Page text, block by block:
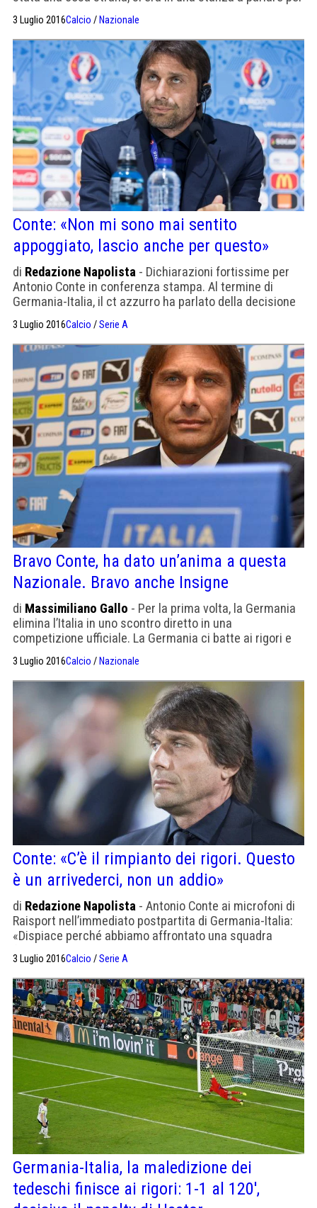
piangono. Buffon, Bonucci, Barzagli. La voce rotta, gli
occhi rossi, il flusso di parole che si interrompe.
Qualcuno ha detto che […]
3 Luglio 2016Calcio / Nazionale
Conte: «Non mi sono mai sentito
appoggiato, lascio anche per questo»
di Redazione Napolista - Dichiarazioni fortissime per
Antonio Conte in conferenza stampa. Al termine di
Germania-Italia, il ct azzurro ha parlato della decisione
sassolini dalla scarpa in riferimento al suo biennio
azzurro. La più grande vittoria di Conte. Aver lavorato
con questo gruppo è stato fantastico. Questi ragazzi
hanno […]
3 Luglio 2016Calcio /Serie A
Bravo Conte, ha dato un’anima a questa
Nazionale. Bravo anche Insigne
di Massimiliano Gallo - Per la prima volta, la Germania
elimina l’Italia in uno scontro diretto in una
competizione ufficiale. La Germania ci batte ai rigori e
torna a casa ma al termine di un torneo giocato al di
sopra delle nostre possibilità. Abbiamo battuto Belgio e
Spagna e […]
3 Luglio 2016Calcio / Nazionale
Conte: «C’è il rimpianto dei rigori. Questo
è un arrivederci, non un addio»
di Redazione Napolista - Antonio Conte ai microfoni di
Raisport nell’immediato postpartita di Germania-Italia:
«Dispiace perché abbiamo affrontato una squadra
andare avanti noi, sono molto orgoglioso dei miei
ragazzi. C’è il rimpianto di aver perso solo alla lotteria
dei rigori, per il resto abbiamo dato e dimostrato tutto il
possibile. Non […]
3 Luglio 2016Calcio /Serie A
Germania-Italia, la maledizione dei
tedeschi finisce ai rigori: 1-1 al 120′,